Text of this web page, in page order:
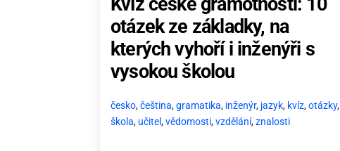
otázek ze základky, na
kterých vyhoří i inženýři s
vysokou školou
česko,čeština,gramatika, inženýr, jazyk, kvíz,otázky,
škola, učitel,vědomosti,vzdělání,znalosti